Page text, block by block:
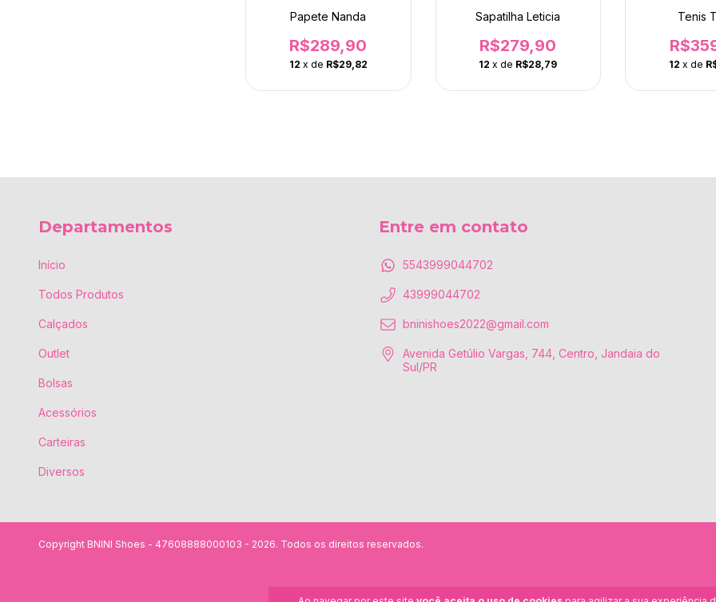
Papete Nanda
R$289,90
12 x de R$29,82
Sapatilha Leticia
R$279,90
12 x de R$28,79
Tenis
12 x de
Departamentos
Início
Todos Produtos
Calçados
Outlet
Bolsas
Acessórios
Carteiras
Diversos
Entre em contato
5543999044702
43999044702
bninishoes2022@gmail.com
Avenida Getúlio Vargas, 744, Centro, Jandaia do
Sul/PR
Copyright BNINI Shoes - 47608888000103 - 2026. Todos os direitos reservados.